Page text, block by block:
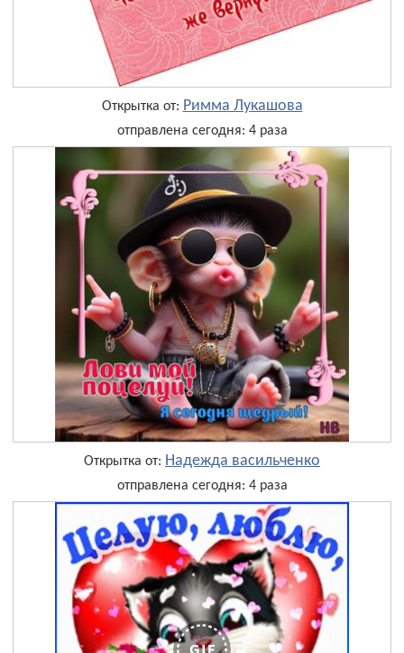
Открытка от: Римма Лукашова
отправлена сегодня: 4 раза
Открытка от: Надежда васильченко
отправлена сегодня: 4 раза